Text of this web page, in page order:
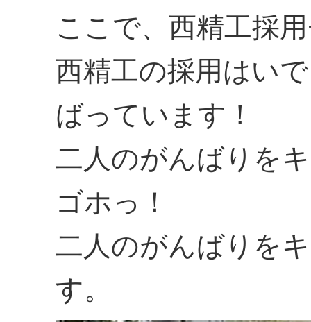
ここで、西精工採
西精工の採用はい
ばっています！
二人のがんばりを
ゴホっ！
二人のがんばりを
す。